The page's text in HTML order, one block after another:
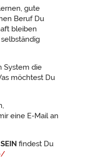
gute
Beruf Du
bleiben
System die
möchtest Du
eine E-Mail an
findest Du